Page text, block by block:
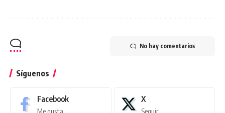
No hay comentarios
Síguenos
Facebook
Me gusta
X
Seguir